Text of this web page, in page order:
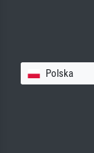
Polska